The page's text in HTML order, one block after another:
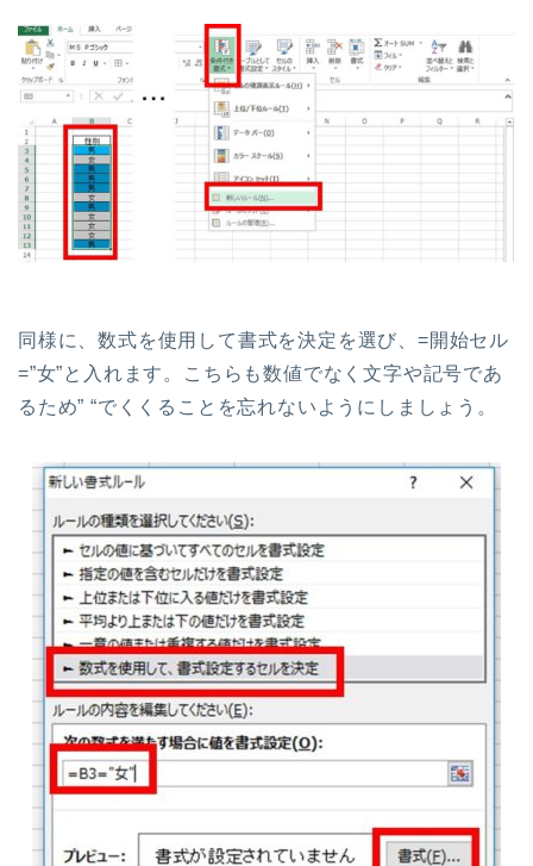
同様に、数式を使用して書式を決定を選び、=開始セル
=”女”と入れます。こちらも数値でなく文字や記号であ
るため” “でくくることを忘れないようにしましょう。